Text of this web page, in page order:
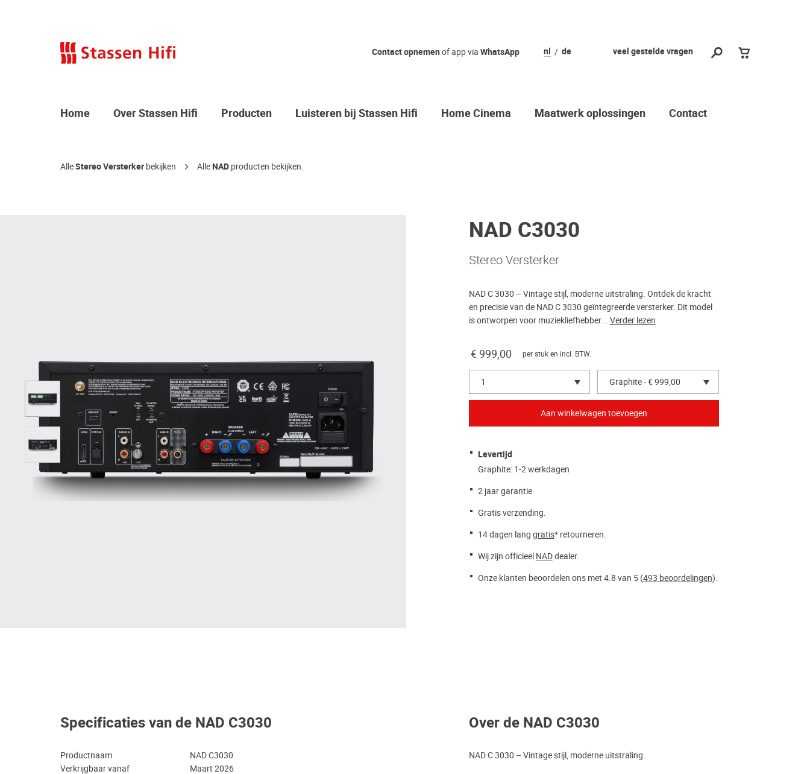
veel gestelde vragen
nl de
Contact opnemenof app via WhatsApp
Home Over Stassen Hifi Producten Luisteren bij Stassen Hifi Home Cinema Maatwerk oplossingen Contact
AlleStereo Versterker bekijken AlleNAD producten bekijken.
NAD C3030
Stereo Versterker
NAD C 3030 – Vintage stijl, moderne uitstraling. Ontdek de kracht
en precisie van de NAD C 3030 geïntegreerde versterker. Dit model
is ontworpen voor muziekliefhebber... Verder lezen
€ 999,00 per stuk en incl. BTW.
1 Graphite - € 999,00
Levertijd
Graphite: 1-2 werkdagen
2 jaar garantie
Gratis verzending.
14 dagen lang gratis* retourneren.
Wij zijn officieel NADdealer.
Onze klanten beoordelen ons met 4.8 van 5 (493 beoordelingen).
Specificaties van de NAD C3030
Productnaam
NAD C3030
Verkrijgbaar vanaf
Maart 2026
Over de NAD C3030
NAD C 3030 – Vintage stijl, moderne uitstraling.